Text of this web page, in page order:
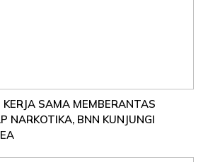
SAMA MEMBERANTAS
NARKOTIKA, BNN KUNJUNGI